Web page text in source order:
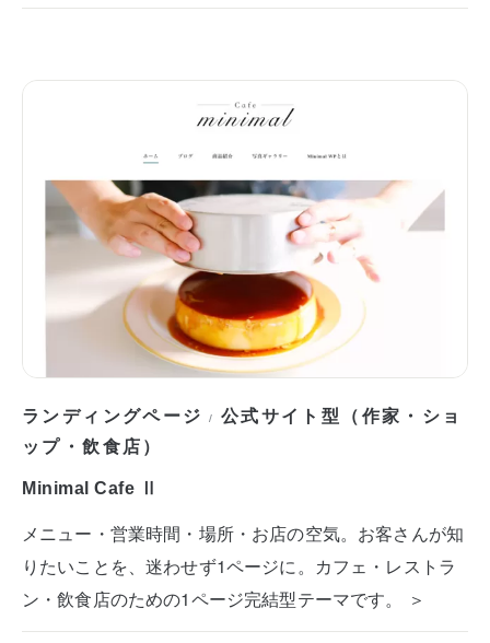
ランディングページ / 公式サイト型（作家・ショ
ップ・飲食店）
Minimal Cafe Ⅱ
メニュー・営業時間・場所・お店の空気。お客さんが知
りたいことを、迷わせず1ページに。カフェ・レストラ
ン・飲食店のための1ページ完結型テーマです。 ＞